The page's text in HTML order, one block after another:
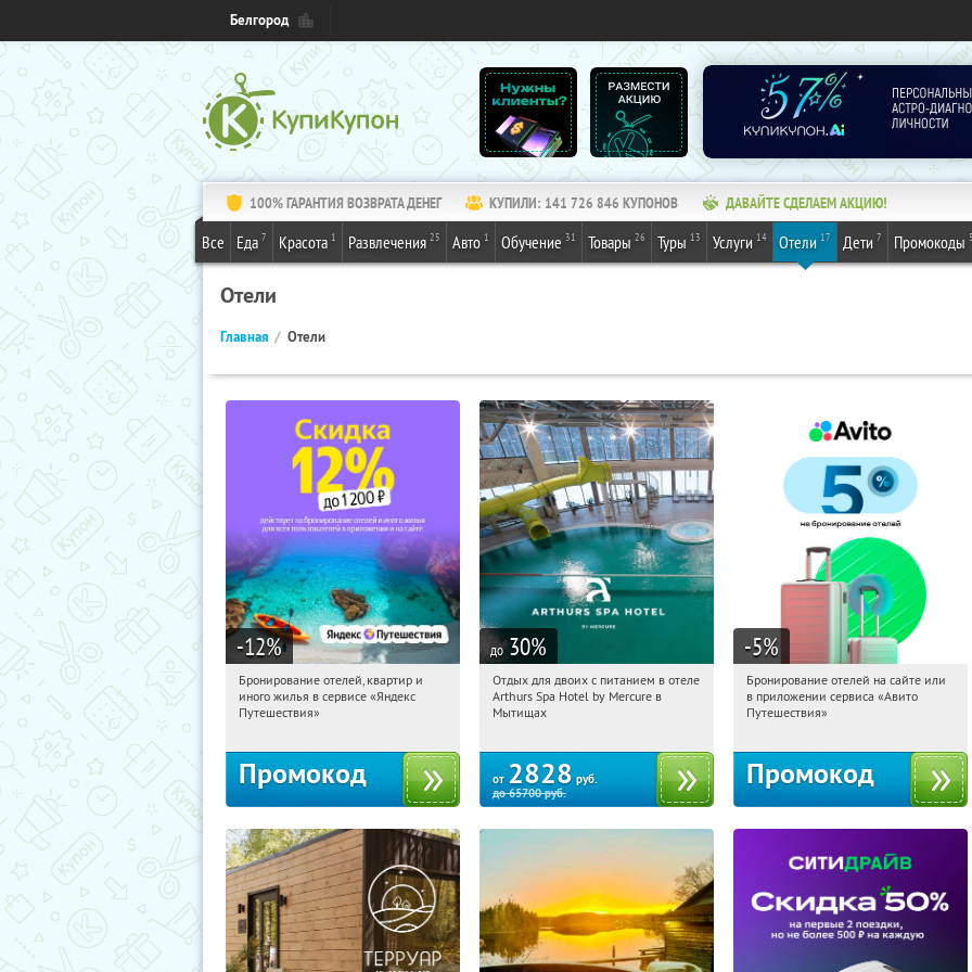
Белгород
100% ГАРАНТИЯ ВОЗВРАТА ДЕНЕГ КУПИЛИ: 141 726 847 КУПОНОВ ДАВАЙТЕ СДЕЛАЕМ АКЦИЮ!
Все Еда 7 Красота 1 Развлечения 25 Авто 1 Обучение 31 Товары 26 Туры 13 Услуги 14 Отели 17 Дети 7 Промокоды
Отели
Главная Отели
-12%
11:00:08
Получи первым!
Россия
Бронирование отелей, квартир и
иного жилья в сервисе «Яндекс
Путешествия»
Промокод
до 30%
11:00:08
Купи первым!
Московская обл., г. Мытищи, д.
Отдых для двоих с питанием в отеле
Arthurs Spa Hotel by Mercure в
Мытищах
от 2828 руб.
до65700руб.
-5%
11:00:08
Получи первым!
Россия
Бронирование отелей на сайте или
в приложении сервиса «Авито
Путешествия»
Промокод